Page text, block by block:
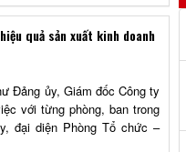
quả sản xuất kinh doanh
ủy, Giám đốc Công ty
với từng phòng, ban trong
đại diện Phòng Tổ chức –